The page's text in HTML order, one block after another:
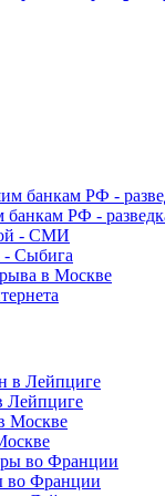
РФ -
- СМИ
- Сыбига
в Москве
Лейпциге
во Франции